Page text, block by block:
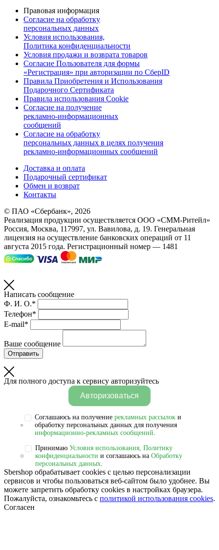
Правовая информация
Согласие на обработку
персональных данных
Условия использования,
Политика конфиденциальности
Условия продажи и возврата товаров
Согласие Пользователя для формы
«Регистрация» при авторизации по СберID
Правила Приобретения и Использования
Подарочного Сертификата
Правила использования Cookie
Согласие на получение
рекламно-информационных
сообщений
Согласие на обработку
персональных данных в целях получения
рекламно-информационных сообщений
Доставка и оплата
Подарочный сертификат
Обмен и возврат
Контакты
© ПАО «Сбербанк», 2026
Реализация продукции осуществляется ООО «СММ-Ритейл»
Россия, Москва, 117997, ул. Вавилова, д. 19. Генеральная
лицензия на осуществление банковских операций от 11
августа 2015 года. Регистрационный номер — 1481
Написать сообщение
Ф. И. О.*
Телефон*
E-mail*
Ваше сообщение
Отправить
Для полного доступа к сервису авторизуйтесь
Авторизоваться
Соглашаюсь на получениерекламных рассылок и
обработку персональных данных для получения
информационно-рекламных сообщений
Принимаю Условия использования, Политику
конфиденциальности и соглашаюсь на Обработку
персональных данных.
Sbershop обрабатывает cookies с целью персонализации
сервисов и чтобы пользоваться веб-сайтом было удобнее. Вы
можете запретить обработку сookies в настройках браузера.
Пожалуйста, ознакомьтесь с политикой использования cookies.
Согласен